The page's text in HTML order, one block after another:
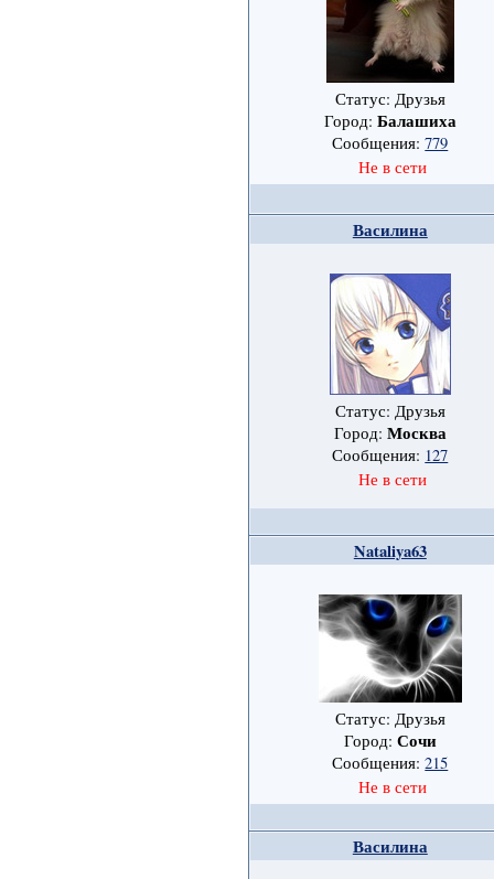
Статус: Друзья
Город: Балашиха
Сообщения:779
Не в сети
Василина
Статус: Друзья
Город: Москва
Сообщения: 127
Не в сети
Nataliya63
Статус: Друзья
Город: Сочи
Сообщения:215
Не в сети
Василина